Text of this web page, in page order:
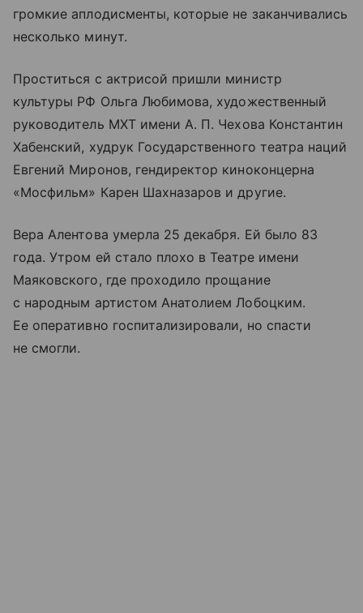
громкие аплодисменты, которые не заканчивались
несколько минут.
Проститься с актрисой пришли министр
культуры РФ Ольга Любимова, художественный
руководитель МХТ имени А. П. Чехова Константин
Хабенский, худрук Государственного театра наций
Евгений Миронов, гендиректор киноконцерна
«Мосфильм» Карен Шахназаров и другие.
Вера Алентова умерла 25 декабря. Ей было 83
года. Утром ей стало плохо в Театре имени
Маяковского, где проходило прощание
с народным артистом Анатолием Лобоцким.
Ее оперативно госпитализировали, но спасти
не смогли.